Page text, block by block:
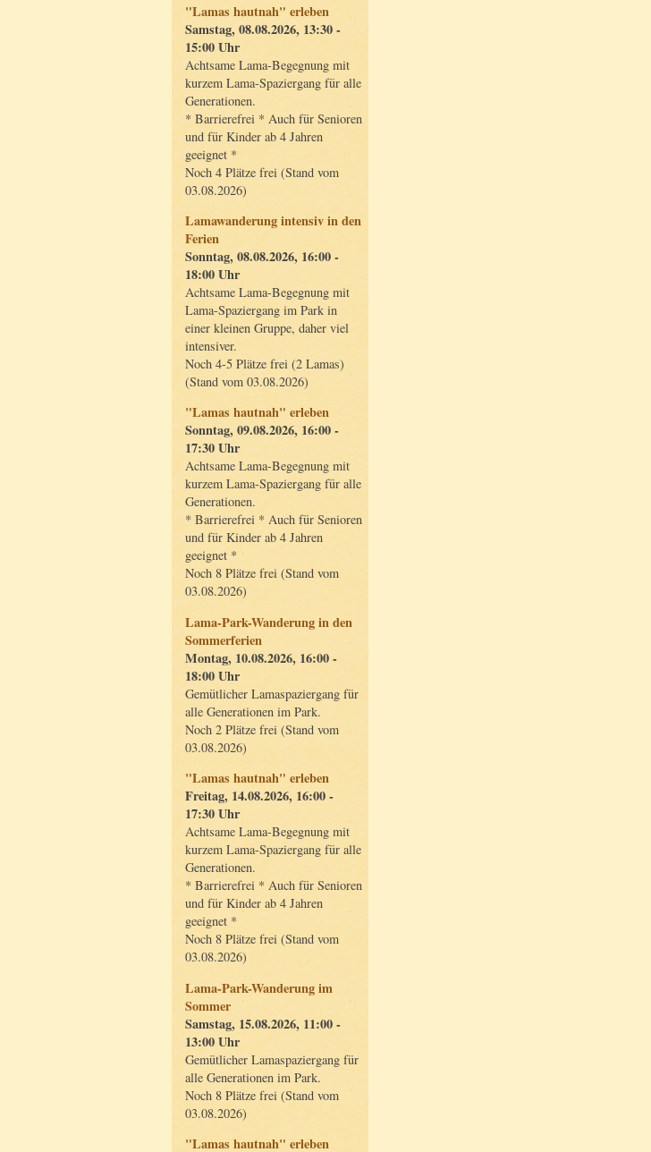
"Lamas hautnah" erleben
Samstag, 08.08.2026, 13:30 -
15:00 Uhr
Achtsame Lama-Begegnung mit
kurzem Lama-Spaziergang für alle
Generationen.
* Barrierefrei * Auch für Senioren
und für Kinder ab 4 Jahren
geeignet *
Noch 4 Plätze frei (Stand vom
03.08.2026)
Lamawanderung intensiv in den
Ferien
Sonntag, 08.08.2026, 16:00 -
18:00 Uhr
Achtsame Lama-Begegnung mit
Lama-Spaziergang im Park in
einer kleinen Gruppe, daher viel
intensiver.
Noch 4-5 Plätze frei (2 Lamas)
(Stand vom 03.08.2026)
"Lamas hautnah" erleben
Sonntag, 09.08.2026, 16:00 -
17:30 Uhr
Achtsame Lama-Begegnung mit
kurzem Lama-Spaziergang für alle
Generationen.
* Barrierefrei * Auch für Senioren
und für Kinder ab 4 Jahren
geeignet *
Noch 8 Plätze frei (Stand vom
03.08.2026)
Lama-Park-Wanderung in den
Sommerferien
Montag, 10.08.2026, 16:00 -
18:00 Uhr
Gemütlicher Lamaspaziergang für
alle Generationen im Park.
Noch 2 Plätze frei (Stand vom
03.08.2026)
"Lamas hautnah" erleben
Freitag, 14.08.2026, 16:00 -
17:30 Uhr
Achtsame Lama-Begegnung mit
kurzem Lama-Spaziergang für alle
Generationen.
* Barrierefrei * Auch für Senioren
und für Kinder ab 4 Jahren
geeignet *
Noch 8 Plätze frei (Stand vom
03.08.2026)
Lama-Park-Wanderung im
Sommer
Samstag, 15.08.2026, 11:00 -
13:00 Uhr
Gemütlicher Lamaspaziergang für
alle Generationen im Park.
Noch 8 Plätze frei (Stand vom
03.08.2026)
"Lamas hautnah" erleben